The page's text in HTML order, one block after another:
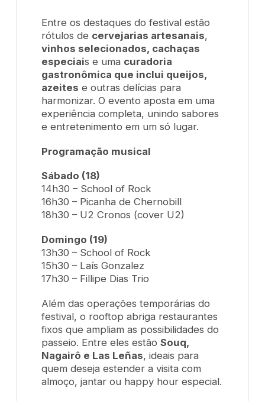
Entre os destaques do festival estão
rótulos de cervejarias artesanais,
vinhos selecionados, cachaças
especiais e uma curadoria
gastronômica que inclui queijos,
azeites e outras delícias para
harmonizar. O evento aposta em uma
experiência completa, unindo sabores
e entretenimento em um só lugar.
Programação musical
Sábado (18)
14h30 – School of Rock
16h30 – Picanha de Chernobill
18h30 – U2 Cronos (cover U2)
Domingo (19)
13h30 – School of Rock
15h30 – Laís Gonzalez
17h30 – Fillipe Dias Trio
Além das operações temporárias do
festival, o rooftop abriga restaurantes
fixos que ampliam as possibilidades do
passeio. Entre eles estãoSouq,
Nagairô e Las Leñas, ideais para
quem deseja estender a visita com
almoço, jantar ou happy hour especial.